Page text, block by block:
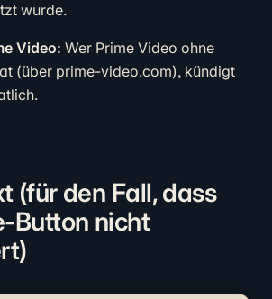
wurde.
Video: Wer Prime Video ohne
(über prime-video.com), kündigt
(für den Fall, dass
Button nicht